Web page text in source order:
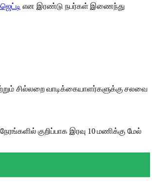
என இரண்டு நபர்கள் இணைந்து
சில்லறை வாடிக்கையாளர்களுக்கு சலவை
குறிப்பாக இரவு 10 மணிக்கு மேல்